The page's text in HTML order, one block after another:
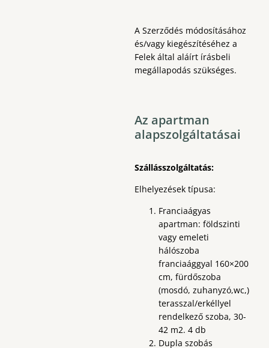
A Szerződés módosításához
és/vagy kiegészítéséhez a
Felek által aláírt írásbeli
megállapodás szükséges.
Az apartman
alapszolgáltatásai
Szállásszolgáltatás:
Elhelyezések típusa:
Franciaágyas
apartman: földszinti
vagy emeleti
hálószoba
franciaággyal 160×200
cm, fürdőszoba
(mosdó, zuhanyzó,wc,)
terasszal/erkéllyel
rendelkező szoba, 30-
42 m2. 4 db
Dupla szobás